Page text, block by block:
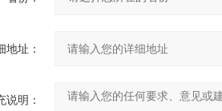
地址：
说明：